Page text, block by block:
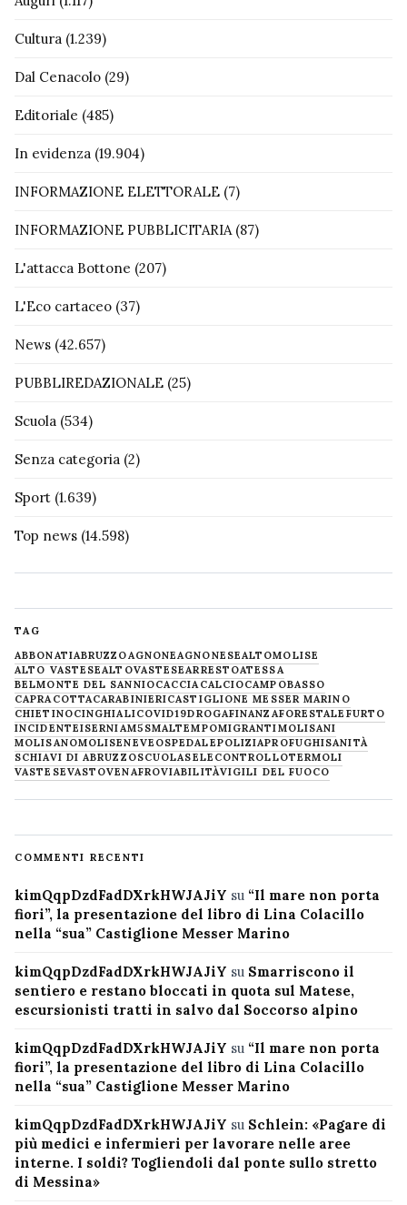
Cultura (1.239)
Dal Cenacolo (29)
Editoriale (485)
In evidenza (19.904)
INFORMAZIONE ELETTORALE (7)
INFORMAZIONE PUBBLICITARIA(87)
L'attacca Bottone (207)
L'Eco cartaceo (37)
News (42.657)
PUBBLIREDAZIONALE (25)
Scuola (534)
Senza categoria (2)
Sport (1.639)
Top news (14.598)
TAG
ABBONATIABRUZZOAGNONEAGNONESEALTOMOLISE
ALTO VASTESEALTOVASTESEARRESTOATESSA
BELMONTE DEL SANNIOCACCIACALCIOCAMPOBASSO
CAPRACOTTACARABINIERICASTIGLIONE MESSER MARINO
CHIETINOCINGHIALICOVID19DROGAFINANZAFORESTALE FURTO
INCIDENTEISERNIAM5SMALTEMPOMIGRANTIMOLISANI
MOLISANOMOLISENEVE OSPEDALEPOLIZIAPROFUGHISANITÀ
SCHIAVI DI ABRUZZOSCUOLASELECONTROLLOTERMOLI
VASTESEVASTOVENAFROVIABILITÀVIGILI DEL FUOCO
COMMENTI RECENTI
kimQqpDzdFadDXrkHWJAJiY su “Il mare non porta
fiori”, la presentazione del libro di Lina Colacillo
nella “sua” Castiglione Messer Marino
kimQqpDzdFadDXrkHWJAJiY su Smarriscono il
sentiero e restano bloccati in quota sul Matese,
escursionisti tratti in salvo dal Soccorso alpino
kimQqpDzdFadDXrkHWJAJiY su “Il mare non porta
fiori”, la presentazione del libro di Lina Colacillo
nella “sua” Castiglione Messer Marino
kimQqpDzdFadDXrkHWJAJiY su Schlein: «Pagare di
più medici e infermieri per lavorare nelle aree
interne. I soldi? Togliendoli dal ponte sullo stretto
di Messina»